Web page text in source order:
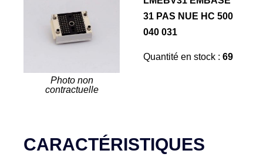
Photo non
contractuelle
31 PAS NUE HC 500
040 031
Quantité en stock : 69
CARACTÉRISTIQUES